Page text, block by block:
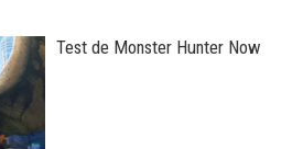
Test de Monster Hunter Now